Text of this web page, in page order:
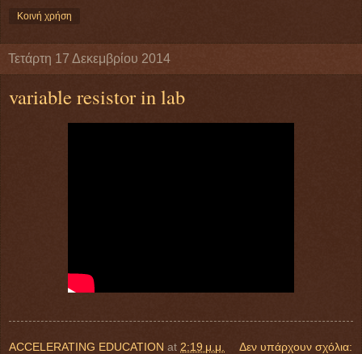
Κοινή χρήση
Τετάρτη 17 Δεκεμβρίου 2014
variable resistor in lab
ACCELERATING EDUCATION at 2:19 μ.μ. Δεν υπάρχουν σχόλια: